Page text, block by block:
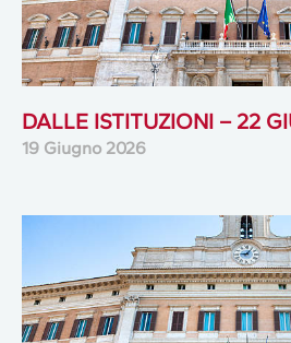
DALLE ISTITUZIONI – 22
19 Giugno 2026